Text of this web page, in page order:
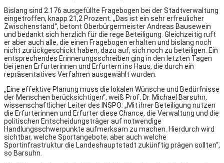
Bislang sind 2.176 ausgefüllte Fragebogen bei der Stadtverwaltung
eingetroffen, knapp 21,2 Prozent. „Das ist ein sehr erfreulicher
Zwischenstand“, betont Oberbürgermeister Andreas Bausewein
und bedankt sich herzlich für die rege Beteiligung. Gleichzeitig ruft
er aber auch alle, die einen Fragebogen erhalten und bislang noch
nicht zurückgeschickt haben, dazu auf, sich noch zu beteiligen. Ein
entsprechendes Erinnerungsschreiben ging in den letzten Tagen
bei jenen Erfurterinnen und Erfurtern ins Haus, die durch ein
repräsentatives Verfahren ausgewählt wurden.
„Eine effektive Planung muss die lokalen Wünsche und Bedürfnisse
der Menschen berücksichtigen“, weiß Prof. Dr. Michael Barsuhn,
wissenschaftlicher Leiter des INSPO: „Mit ihrer Beteiligung nutzen
die Erfurterinnen und Erfurter diese Chance, die Verwaltung und die
politischen Entscheidungsträger auf notwendige
Handlungsschwerpunkte aufmerksam zu machen. Hierdurch wird
sichtbar, welche Sportangebote, aber auch welche
Sportinfrastruktur die Landeshauptstadt zukünftig prägen sollten“,
so Barsuhn.